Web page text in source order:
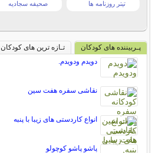
تیتر روزنامه ها صحیفه سجادیه
پـربیننده های کودکان
تـازه ترین های کودکان
دویدم ودویدم.
نقاشی سفره هفت سین
انواع کاردستی های زیبا با پنبه
پاشو پاشو کوچولو